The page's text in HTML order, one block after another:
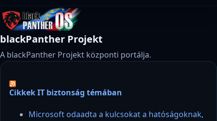
blackPanther Projekt
A blackPanther Projekt központi portálja.
Cikkek IT biztonság témában
Microsoft odaadta a kulcsokat a hatóságoknak,